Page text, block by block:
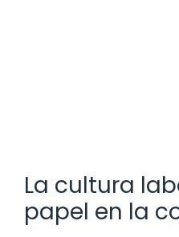
La cultura
papel en la